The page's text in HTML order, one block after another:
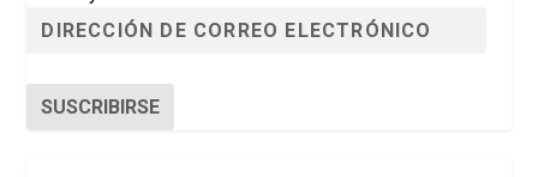
SUSCRIBIRSE